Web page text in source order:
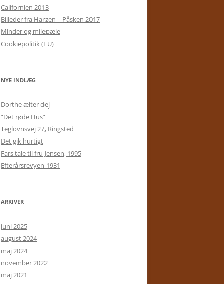
Californien 2013
Billeder fra Harzen – Påsken 2017
Minder og milepæle
Cookiepolitik (EU)
NYE INDLÆG
Dorthe ælter dej
“Det røde Hus”
Teglovnsvej 27, Ringsted
Det gik hurtigt
Fars tale til fru Jensen, 1995
Efterårsrevyen 1931
ARKIVER
juni 2025
august 2024
maj 2024
november 2022
maj 2021